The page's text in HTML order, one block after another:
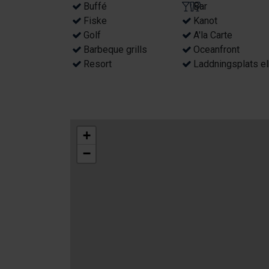
Buffé
Bar
Fiske
Kanot
Golf
A'la Carte
Barbeque grills
Oceanfront
Resort
Laddningsplats
+
−